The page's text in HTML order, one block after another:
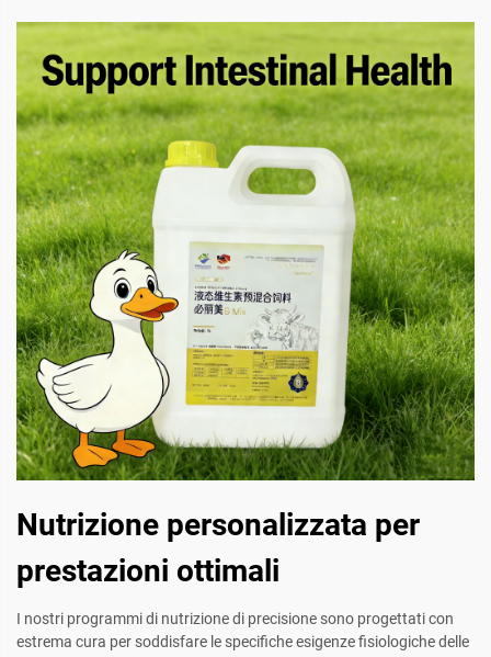
Nutrizione personalizzata per
prestazioni ottimali
I nostri programmi di nutrizione di precisione sono progettati con
estrema cura per soddisfare le specifiche esigenze fisiologiche delle